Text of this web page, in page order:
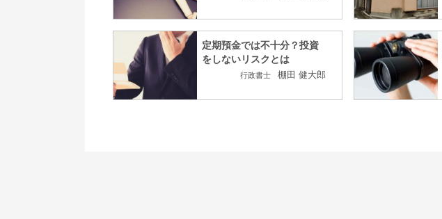
定期預金では不十分？投資
をしないリスクとは
行政書士 棚田 健大郎